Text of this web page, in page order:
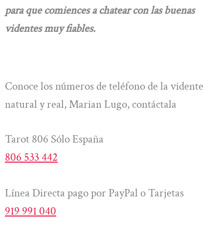
para que comiences a chatear con las buenas
videntes muy fiables.
Conoce los números de teléfono de la vidente
natural y real, Marian Lugo, contáctala
Tarot 806 Sólo España
806 533 442
Línea Directa pago por PayPal o Tarjetas
919 991 040